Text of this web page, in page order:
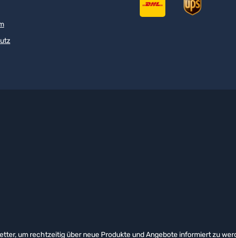
um rechtzeitig über neue Produkte und Angebote informiert zu